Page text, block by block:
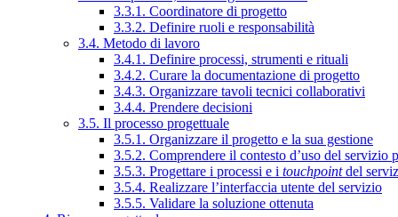
3.3.1. Coordinatore di progetto
3.3.2. Definire ruoli e responsabilità
3.4. Metodo di lavoro
3.4.1. Definire processi, strumenti e rituali
3.4.2. Curare la documentazione di progetto
3.4.3. Organizzare tavoli tecnici collaborativi
3.4.4. Prendere decisioni
3.5. Il processo progettuale
3.5.1. Organizzare il progetto e la sua gestione
3.5.2. Comprendere il contesto d’uso del servizio
3.5.3. Progettare i processi e i touchpointdel
3.5.4. Realizzare l’interfaccia utente del servizio
3.5.5. Validare la soluzione ottenuta